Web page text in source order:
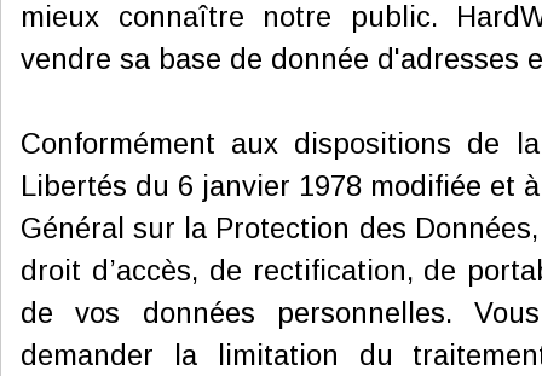
mieux connaître notre public.
vendre sa base de donnée d'adresses
Conformément aux dispositions de
Libertés du 6 janvier 1978 modifiée et
Général sur la Protection des
droit d’accès, de rectification, de
de vos données personnelles.
demander la limitation du